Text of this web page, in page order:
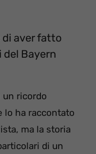
aver fatto
Bayern
un ricordo
lo ha raccontato
ma la storia
di un